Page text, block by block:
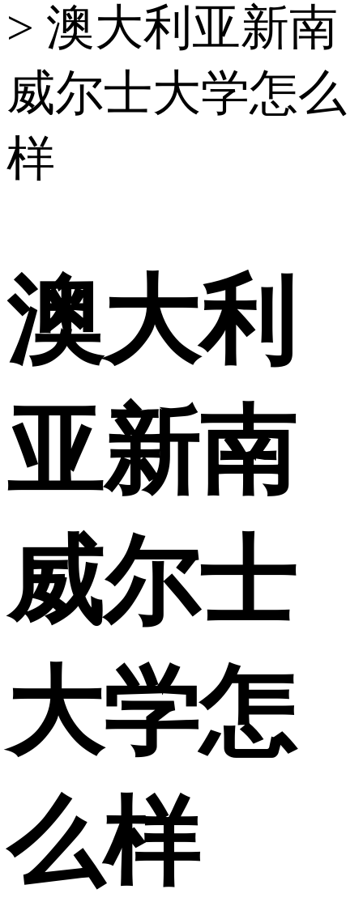
> 澳大利亚新南
威尔士大学怎么
样
澳大利
亚新南
威尔士
大学怎
么样